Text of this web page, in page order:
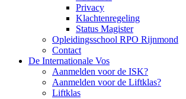
Privacy
Klachtenregeling
Status Magister
Opleidingsschool RPO Rijnmond
Contact
De Internationale Vos
Aanmelden voor de ISK?
Aanmelden voor de Liftklas?
Liftklas